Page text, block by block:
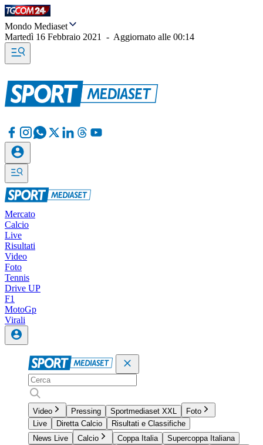
Mondo Mediaset
Martedì 16 Febbraio 2021
- Aggiornato alle 00:14
Mercato
Calcio
Live
Risultati
Video
Foto
Tennis
Drive UP
F1
MotoGp
Virali
Video Pressing Sportmediaset XXL
Foto
Live
Diretta Calcio
Risultati e Classifiche
News Live
Calcio Coppa Italia
Supercoppa Italiana